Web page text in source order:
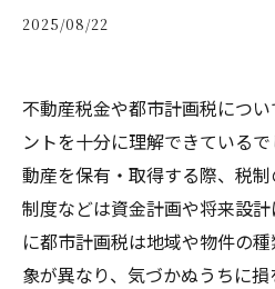
2025/08/22
不動産税金や都市計画税につ
ントを十分に理解できている
動産を保有・取得する際、税
制度などは資金計画や将来設
に都市計画税は地域や物件の
象が異なり、気づかぬうちに